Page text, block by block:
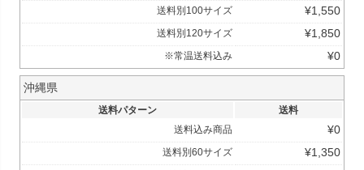
送料別100サイズ ¥1,550
送料別120サイズ ¥1,850
※常温送料込み ¥0
沖縄県
送料パターン
送料
送料込み商品
¥0
送料別60サイズ ¥1,350